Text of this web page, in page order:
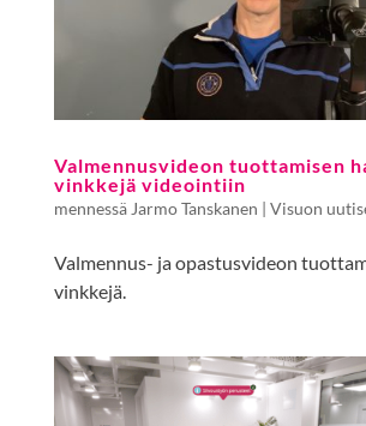
Valmennusvideon tuottamisen
vinkkejä videointiin
mennessä Jarmo Tanskanen | Visuon
Valmennus- ja opastusvideon
vinkkejä.